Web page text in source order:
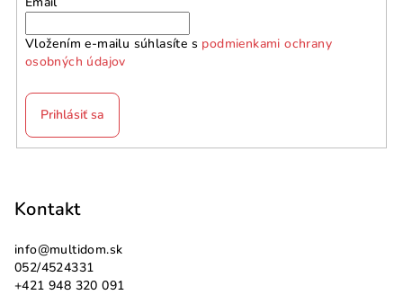
Vložením e-mailu súhlasíte s podmienkami ochrany
osobných údajov
Prihlásiť sa
Kontakt
info@multidom.sk
052/4524331
+421 948 320 091